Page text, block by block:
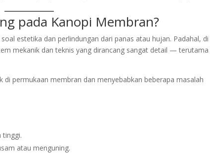
pada Kanopi Membran?
estetika dan perlindungan dari panas atau hujan. Padahal, di
mekanik dan teknis yang dirancang sangat detail — terutama
permukaan membran dan menyebabkan beberapa masalah
tinggi.
atau menguning.